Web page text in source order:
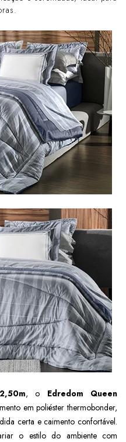
, o Edredom Queen
em poliéster thermobonder,
certa e caimento confortável.
o estilo do ambiente com